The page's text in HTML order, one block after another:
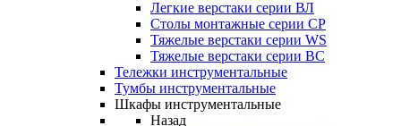
Легкие верстаки серии ВЛ
Столы монтажные серии СР
Тяжелые верстаки серии WS
Тяжелые верстаки серии ВС
Тележки инструментальные
Тумбы инструментальные
Шкафы инструментальные
Назад